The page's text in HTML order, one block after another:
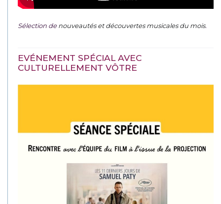
Sélection denouveautés et découvertes musicales du mois.
EVÉNEMENT SPÉCIAL AVEC
CULTURELLEMENT VÔTRE